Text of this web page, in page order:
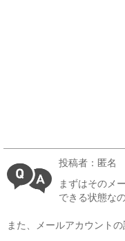
投稿者：匿名
まずはそのメ
できる状態な
また、メールアカウント